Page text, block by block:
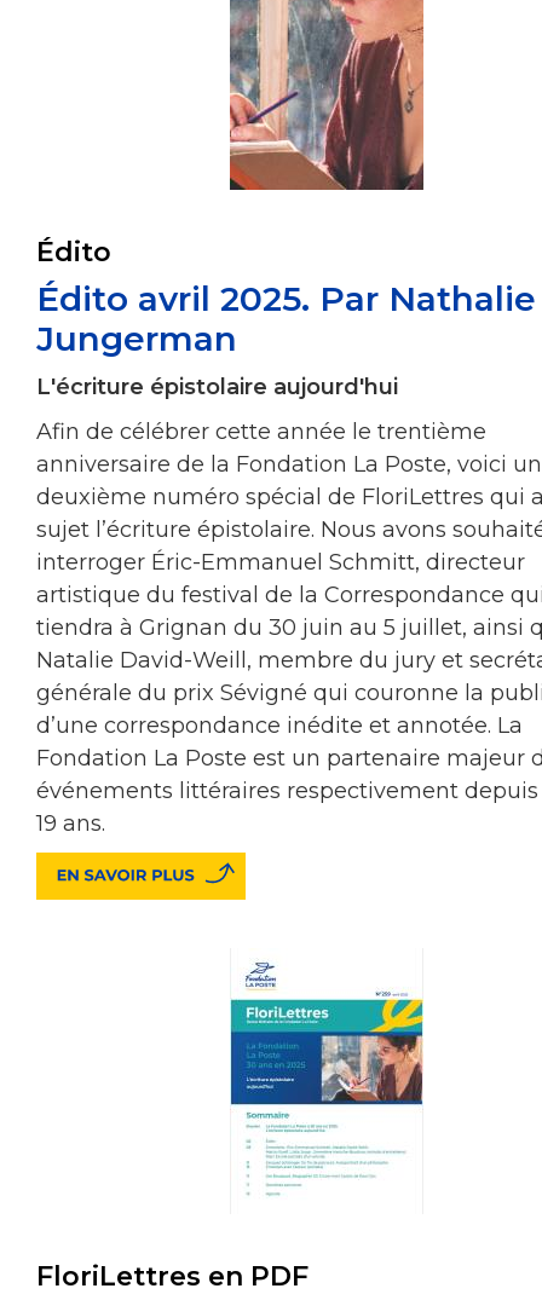
Édito
Édito avril 2025. Par Nathalie
Jungerman
L'écriture épistolaire aujourd'hui
Afin de célébrer cette année le trentième
anniversaire de la Fondation La Poste, voici un
deuxième numéro spécial de FloriLettres qui
sujet l’écriture épistolaire. Nous avons
interroger Éric-Emmanuel Schmitt, directeur
artistique du festival de la Correspondance
tiendra à Grignan du 30 juin au 5 juillet, ainsi
Natalie David-Weill, membre du jury et
générale du prix Sévigné qui couronne la
d’une correspondance inédite et annotée. La
Fondation La Poste est un partenaire majeur
événements littéraires respectivement
19 ans.
FloriLettres en PDF